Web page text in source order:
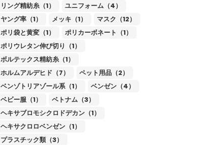
リング精紡糸（1）
ユニフォーム（4）
ヤング率（1）
メッキ（1）
マスク（12）
ポリ袋と黄変（1）
ポリカーボネート（1）
ポリウレタン伸び切り（1）
ボルテックス精紡糸（1）
ホルムアルデヒド（7）
ペット用品（2）
ベンゾトリアゾール系（1）
ベンゼン（4）
ベビー服（1）
ベトナム（3）
ヘキサブロモシクロドデカン（1）
ヘキサクロロベンゼン（1）
プラスチック類（3）